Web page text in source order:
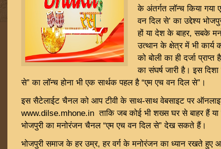
के अंतर्गत लॉन्च किया
वन दिल से’ का उद्देश्य
हों या देश के बाहर, सबके
उत्थान के क्षेत्र में भी कार्य
को बोली का ही दर्जा
का संघर्ष जारी है। इस
से” का लॉन्च होना भी एक सार्थक पहल है “एम एच वन दिल से”।
इस सैटेलाईट चैनल को आप टीवी के साथ-साथ वेबसाइट पर
www.dilse.mhone.in ताकि जब कोई भी शख्स घर से बाहर हैं
भोजपुरी का मनोरंजन चैनल “एम एच वन दिल से” देख सकते हैं।
भोजपुरी समाज के हर उम्र, हर वर्ग के मनोरंजन का ध्यान रखते हुए